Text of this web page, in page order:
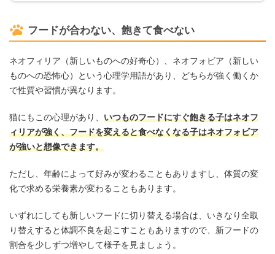
フードが合わない、飽きて食べない
ネオフィリア（新しいものへの好奇心）、ネオフォビア（新しい
ものへの恐怖心）という心理学用語があり、どちらが強く働くか
で性質や習慣が異なります。
猫にもこの心理があり、 いつものフードにすぐ飽きる子はネオフ
ィリアが強く、フードを変えると食べなくなる子はネオフォビア
が強いと想像できます。
ただし、年齢によって好みが変わることもありますし、体質の変
化で求める栄養素が変わることもあります。
いずれにしても新しいフードに切り替える場合は、いきなり全取
り替えすると体調不良を起こすこともありますので、新フードの
割合を少しずつ増やして様子を見ましょう。